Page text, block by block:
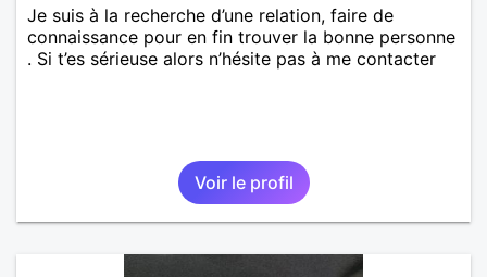
Je suis à la recherche d’une relation, faire de
connaissance pour en fin trouver la bonne personne
. Si t’es sérieuse alors n’hésite pas à me contacter
Voir le profil